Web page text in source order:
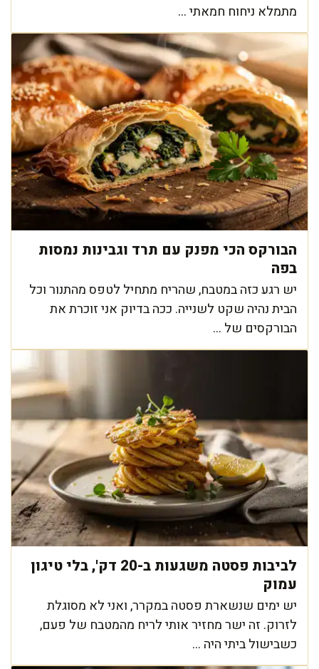
מתמלא ניחוח חמאתי ...
הבורקס הכי מפנק עם תרד וגבינות נמסות
בפה
יש רגע כזה במטבח, שהריח מתחיל לטפס מהתנור וכל
הבית נהיה שקט לשנייה. ככה בדיוק אני זוכרת את
הבורקסים של ...
לביבות פסטה משגעות ב-20 דק', בלי טיגון
עמוק
יש ימים שנשארת פסטה במקרר, ואני לא מסוגלת
לזרוק. זה ישר מחזיר אותי לריח מהמטבח של פעם,
כשבישול ביתי היה ...